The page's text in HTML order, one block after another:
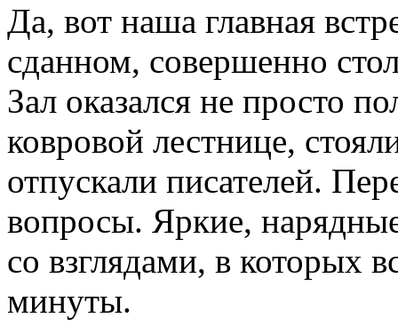
Да, вот наша главная
сданном, совершенно
Зал оказался не просто
ковровой лестнице,
отпускали писателей.
вопросы. Яркие,
со взглядами, в которых
минуты.